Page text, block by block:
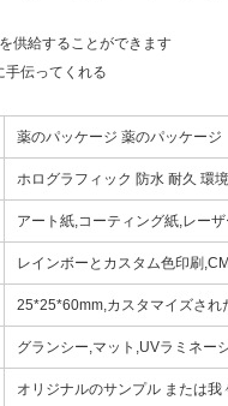
供給することができます
手伝ってくれる
薬のパッケージ 薬のパッケージ
ホログラフィック 防水 耐久 環
アート紙,コーティング紙,レー
レインボーとカスタム色印刷
25*25*60mm,カスタマイズされ
グランシー,マット,UVラミネー
オリジナルのサンプル または